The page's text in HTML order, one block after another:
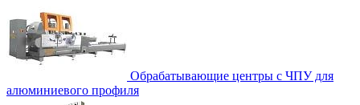
Обрабатывающие центры с ЧПУ для
алюминиевого профиля